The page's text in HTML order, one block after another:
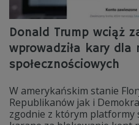
Donald Trump wciąż
wprowadziła kary dla
społecznościowych
W amerykańskim stanie
Republikanów jak i
zgodnie z którym platformy